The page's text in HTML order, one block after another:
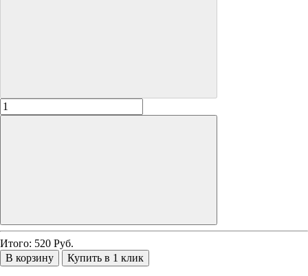
Итого: 520 Руб.
В корзину
Купить в 1 клик